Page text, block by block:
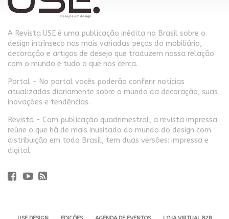
A Revista USE é uma publicação inédita no Brasil sobre o
design intrínseco nas mais variadas peças do mobiliário,
decoração e artigos de desejo que traduzem nossa relação
com o mundo e tudo o que nos cerca.
Portal - No portal vocês poderão conferir notícias
atualizadas diariamente sobre o mundo da decoração, suas
inovações e tendências.
Revista - Com publicação quadrimestral, a revista impressa
reúne o que há de mais inusitado do mundo do design com
distribuição em todo Brasil, tem duas versões: impressa e
digital.